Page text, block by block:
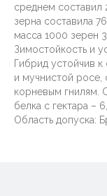
среднем составил
зерна составила
масса 1000 зерен
Зимостойкость и
Гибрид устойчив
и мучнистой росе,
корневым гнилям.
белка с гектара –
Область допуска: